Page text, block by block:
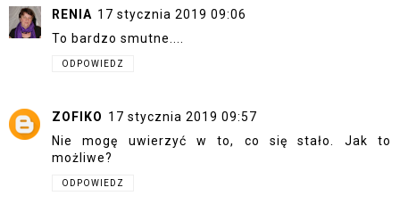
RENIA 17 stycznia 2019 09:06
To bardzo smutne....
ODPOWIEDZ
ZOFIKO 17 stycznia 2019 09:57
Nie mogę uwierzyć w to, co się stało. Jak to
możliwe?
ODPOWIEDZ